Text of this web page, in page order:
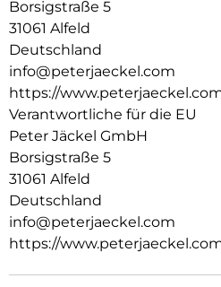
Borsigstraße 5
31061 Alfeld
Deutschland
info@peterjaeckel.com
https://
Verantwortliche für die EU
Peter Jäckel GmbH
Borsigstraße 5
31061 Alfeld
Deutschland
info@peterjaeckel.com
https://